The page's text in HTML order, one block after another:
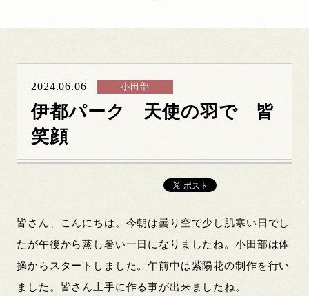
2024.06.06 小田部
伊都パーク 天使の羽で 皆
笑顔
皆さん、こんにちは。今朝は曇り空で少し肌寒い日でし
たが午後から蒸し暑い一日になりましたね。小田部は体
操からスタートしました。午前中は紫陽花の制作を行い
ました。皆さん上手に作る事が出来ましたね。